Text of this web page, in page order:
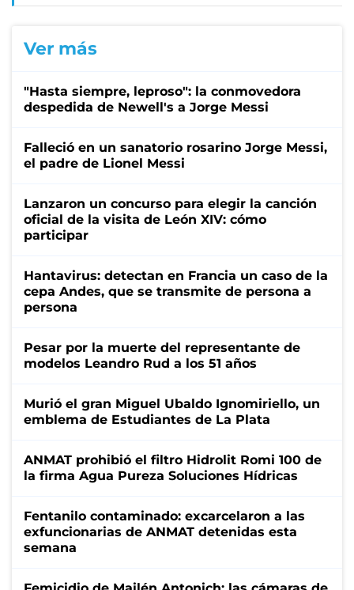
Ver más
"Hasta siempre, leproso": la conmovedora
despedida de Newell's a Jorge Messi
Falleció en un sanatorio rosarino Jorge Messi,
el padre de Lionel Messi
Lanzaron un concurso para elegir la canción
oficial de la visita de León XIV: cómo
participar
Hantavirus: detectan en Francia un caso de la
cepa Andes, que se transmite de persona a
persona
Pesar por la muerte del representante de
modelos Leandro Rud a los 51 años
Murió el gran Miguel Ubaldo Ignomiriello, un
emblema de Estudiantes de La Plata
ANMAT prohibió el filtro Hidrolit Romi 100 de
la firma Agua Pureza Soluciones Hídricas
Fentanilo contaminado: excarcelaron a las
exfuncionarias de ANMAT detenidas esta
semana